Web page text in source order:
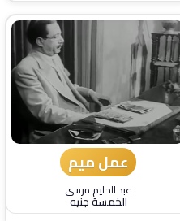
عمل ميم
عبد الحليم مرسي
الخمسة جنيه